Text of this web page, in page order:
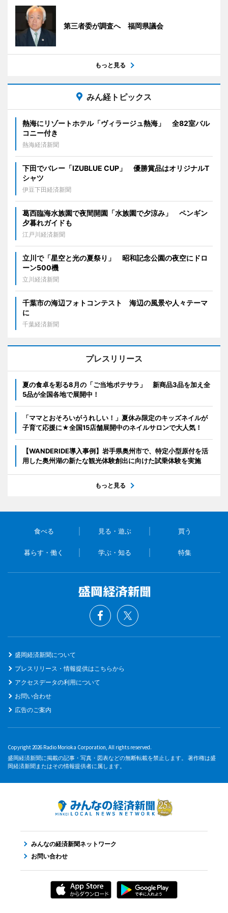
第三者委が調査へ 福岡県議会
もっと見る
みん経トピックス
熱海にリゾートホテル「ヴィラージュ熱海」 全82室バル
コニー付き
熱海経済新聞
下田でバレー「IZUBLUE CUP」 優勝賞品はオリジナルT
シャツ
伊豆下田経済新聞
葛西臨海水族園で夜間開園「水族園で夕涼み」 ペンギン
夕暮れガイドも
江戸川経済新聞
立川で「星空と光の夏祭り」 昭和記念公園の夜空にドロ
ーン500機
立川経済新聞
千葉市の海辺フォトコンテスト 海辺の風景や人々テーマ
に
千葉経済新聞
プレスリリース
夏の食卓を彩る8月の「ご当地ポテサラ」 新商品3品を加え全
5品が全国各地で展開中！
「ママとおそろいがうれしい！」夏休み限定のキッズネイルが
子育て応援に★全国15店舗展開中のネイルサロンで大人気！
【WANDERIDE導入事例】岩手県奥州市で、特定小型原付を活
用した奥州湖の新たな観光体験創出に向けた試乗体験を実施
もっと見る
食べる 見る・遊ぶ 買う
暮らす・働く 学ぶ・知る 特集
盛岡経済新聞について
プレスリリース・情報提供はこちらから
アクセスデータの利用について
お問い合わせ
広告のご案内
Copyright 2026 Radio Morioka Corporation, All rights reserved.
盛岡経済新聞に掲載の記事・写真・図表などの無断転載を禁止します。 著作権は盛
岡経済新聞またはその情報提供者に属します。
みんなの経済新聞ネットワーク
お問い合わせ